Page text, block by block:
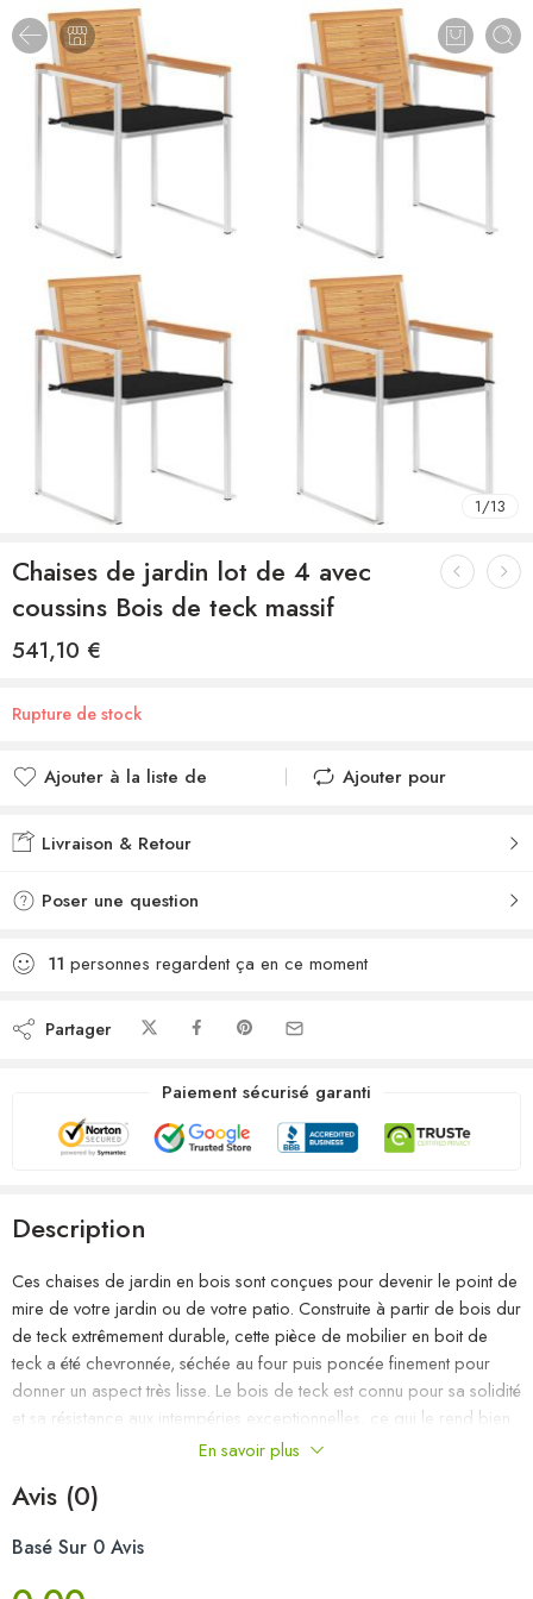
1/13
Chaises de jardin lot de 4 avec
coussins Bois de teck massif
541,10 €
Rupture de stock
Ajouter à la liste de
Ajouté à la liste de
Ajouter pour
Livraison & Retour
Poser une question
11 personnes regardent ça en ce moment
Partager
Paiement sécurisé garanti
Description
Ces chaises de jardin en bois sont conçues pour devenir le point de
mire de votre jardin ou de votre patio. Construite à partir de bois dur
de teck extrêmement durable, cette pièce de mobilier en boit de
teck a été chevronnée, séchée au four puis poncée finement pour
donner un aspect très lisse. Le bois de teck est connu pour sa solidité
et sa résistance aux intempéries exceptionnelles, ce qui le rend bien
plus adapté aux meubles de jardin que tout autre type de bois. Le
de jardin durable. Le cadre en acier inoxydable de haute qualité les
coussin inclus est plus qu’un supplément pratique ; il a une fonction
En savoir plus
Avis (0)
Basé Sur 0 Avis